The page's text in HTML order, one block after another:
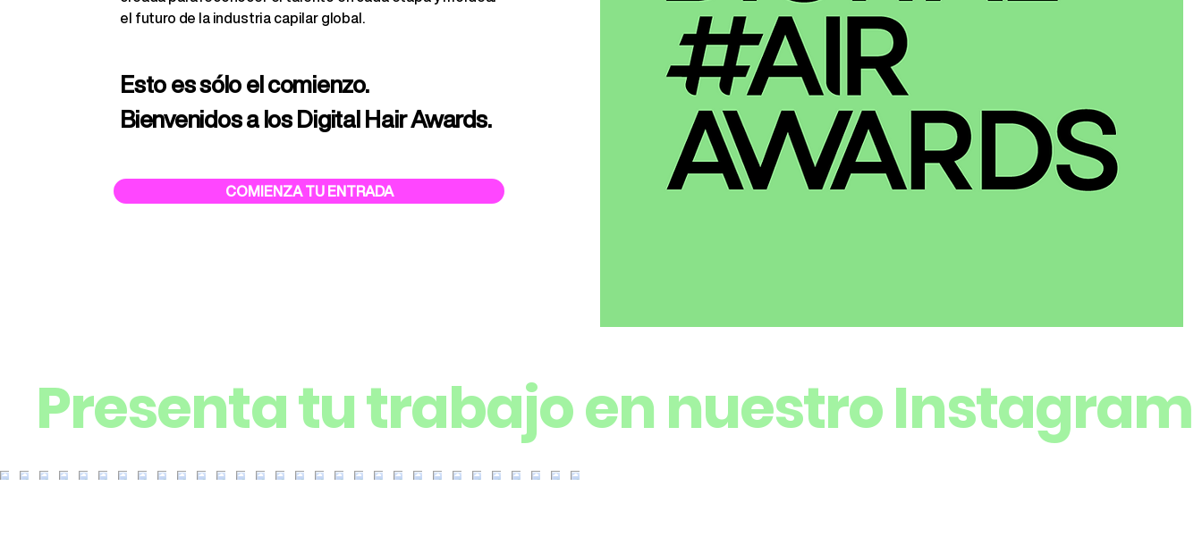
el futuro de la industria capilar global.
Esto es sólo el comienzo.
Bienvenidos a los Digital Hair Awards.
COMIENZA TU ENTRADA
Presenta tu trabajo en nuestro Instagram